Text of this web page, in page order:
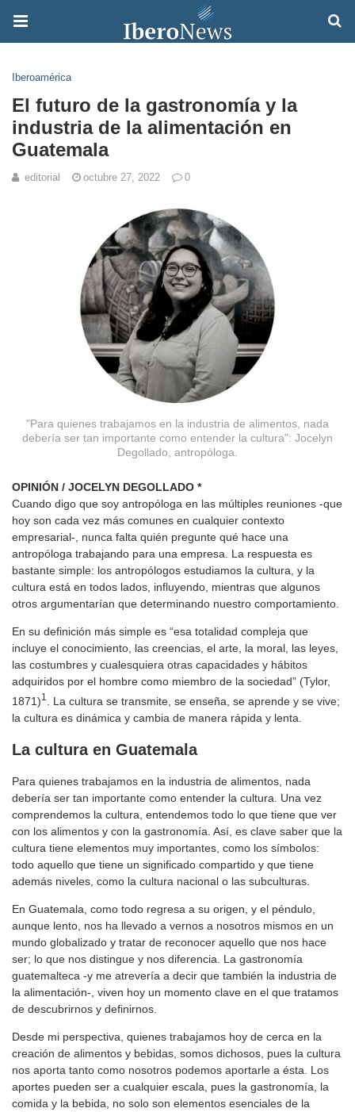
Iberoamérica
El futuro de la gastronomía y la
industria de la alimentación en
Guatemala
editorial octubre 27, 2022 0
"Para quienes trabajamos en la industria de alimentos, nada
debería ser tan importante como entender la cultura": Jocelyn
Degollado, antropóloga.
OPINIÓN / JOCELYN DEGOLLADO *
Cuando digo que soy antropóloga en las múltiples reuniones -que
hoy son cada vez más comunes en cualquier contexto
empresarial-, nunca falta quién pregunte qué hace una
antropóloga trabajando para una empresa. La respuesta es
bastante simple: los antropólogos estudiamos la cultura, y la
cultura está en todos lados, influyendo, mientras que algunos
otros argumentarían que determinando nuestro comportamiento.
En su definición más simple es “esa totalidad compleja que
incluye el conocimiento, las creencias, el arte, la moral, las leyes,
las costumbres y cualesquiera otras capacidades y hábitos
adquiridos por el hombre como miembro de la sociedad” (Tylor,
1871)1
. La cultura se transmite, se enseña, se aprende y se vive;
la cultura es dinámica y cambia de manera rápida y lenta.
La cultura en Guatemala
Para quienes trabajamos en la industria de alimentos, nada
debería ser tan importante como entender la cultura. Una vez
comprendemos la cultura, entendemos todo lo que tiene que ver
con los alimentos y con la gastronomía. Así, es clave saber que la
cultura tiene elementos muy importantes, como los símbolos:
todo aquello que tiene un significado compartido y que tiene
además niveles, como la cultura nacional o las subculturas.
En Guatemala, como todo regresa a su origen, y el péndulo,
aunque lento, nos ha llevado a vernos a nosotros mismos en un
mundo globalizado y tratar de reconocer aquello que nos hace
ser; lo que nos distingue y nos diferencia. La gastronomía
guatemalteca -y me atrevería a decir que también la industria de
la alimentación-, viven hoy un momento clave en el que tratamos
de descubrirnos y definirnos.
Desde mi perspectiva, quienes trabajamos hoy de cerca en la
creación de alimentos y bebidas, somos dichosos, pues la cultura
nos aporta tanto como nosotros podemos aportarle a ésta. Los
aportes pueden ser a cualquier escala, pues la gastronomía, la
comida y la bebida, no solo son elementos esenciales de la